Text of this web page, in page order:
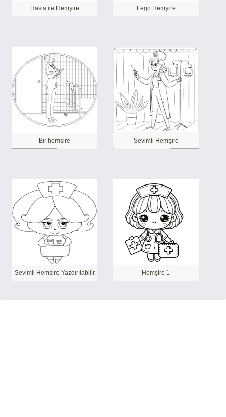
Hasta ile Hemşire Lego Hemşire
Bir hemşire Sevimli Hemşire
Sevimli Hemşire Yazdırılabilir Hemşire 1